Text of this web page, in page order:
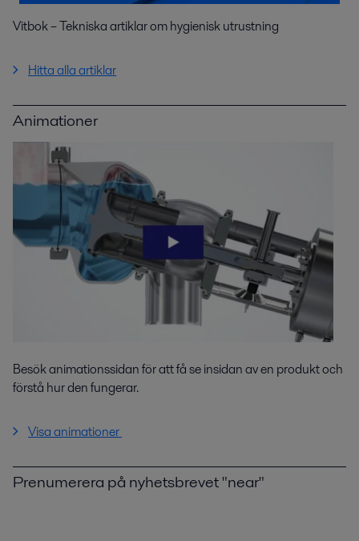
Vitbok – Tekniska artiklar om hygienisk utrustning
Hitta alla artiklar
Animationer
Besök animationssidan för att få se insidan av en produkt och
förstå hur den fungerar.
Visa animationer
Prenumerera på nyhetsbrevet "near"